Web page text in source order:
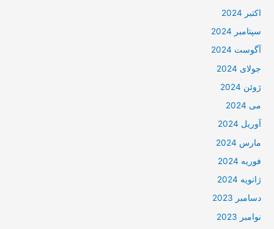
اکتبر 2024
سپتامبر 2024
آگوست 2024
جولای 2024
ژوئن 2024
می 2024
آوریل 2024
مارس 2024
فوریه 2024
ژانویه 2024
دسامبر 2023
نوامبر 2023